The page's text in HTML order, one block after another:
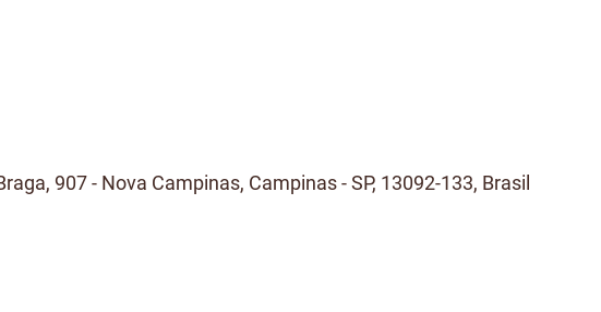
907 - Nova Campinas, Campinas - SP, 13092-133, Brasil